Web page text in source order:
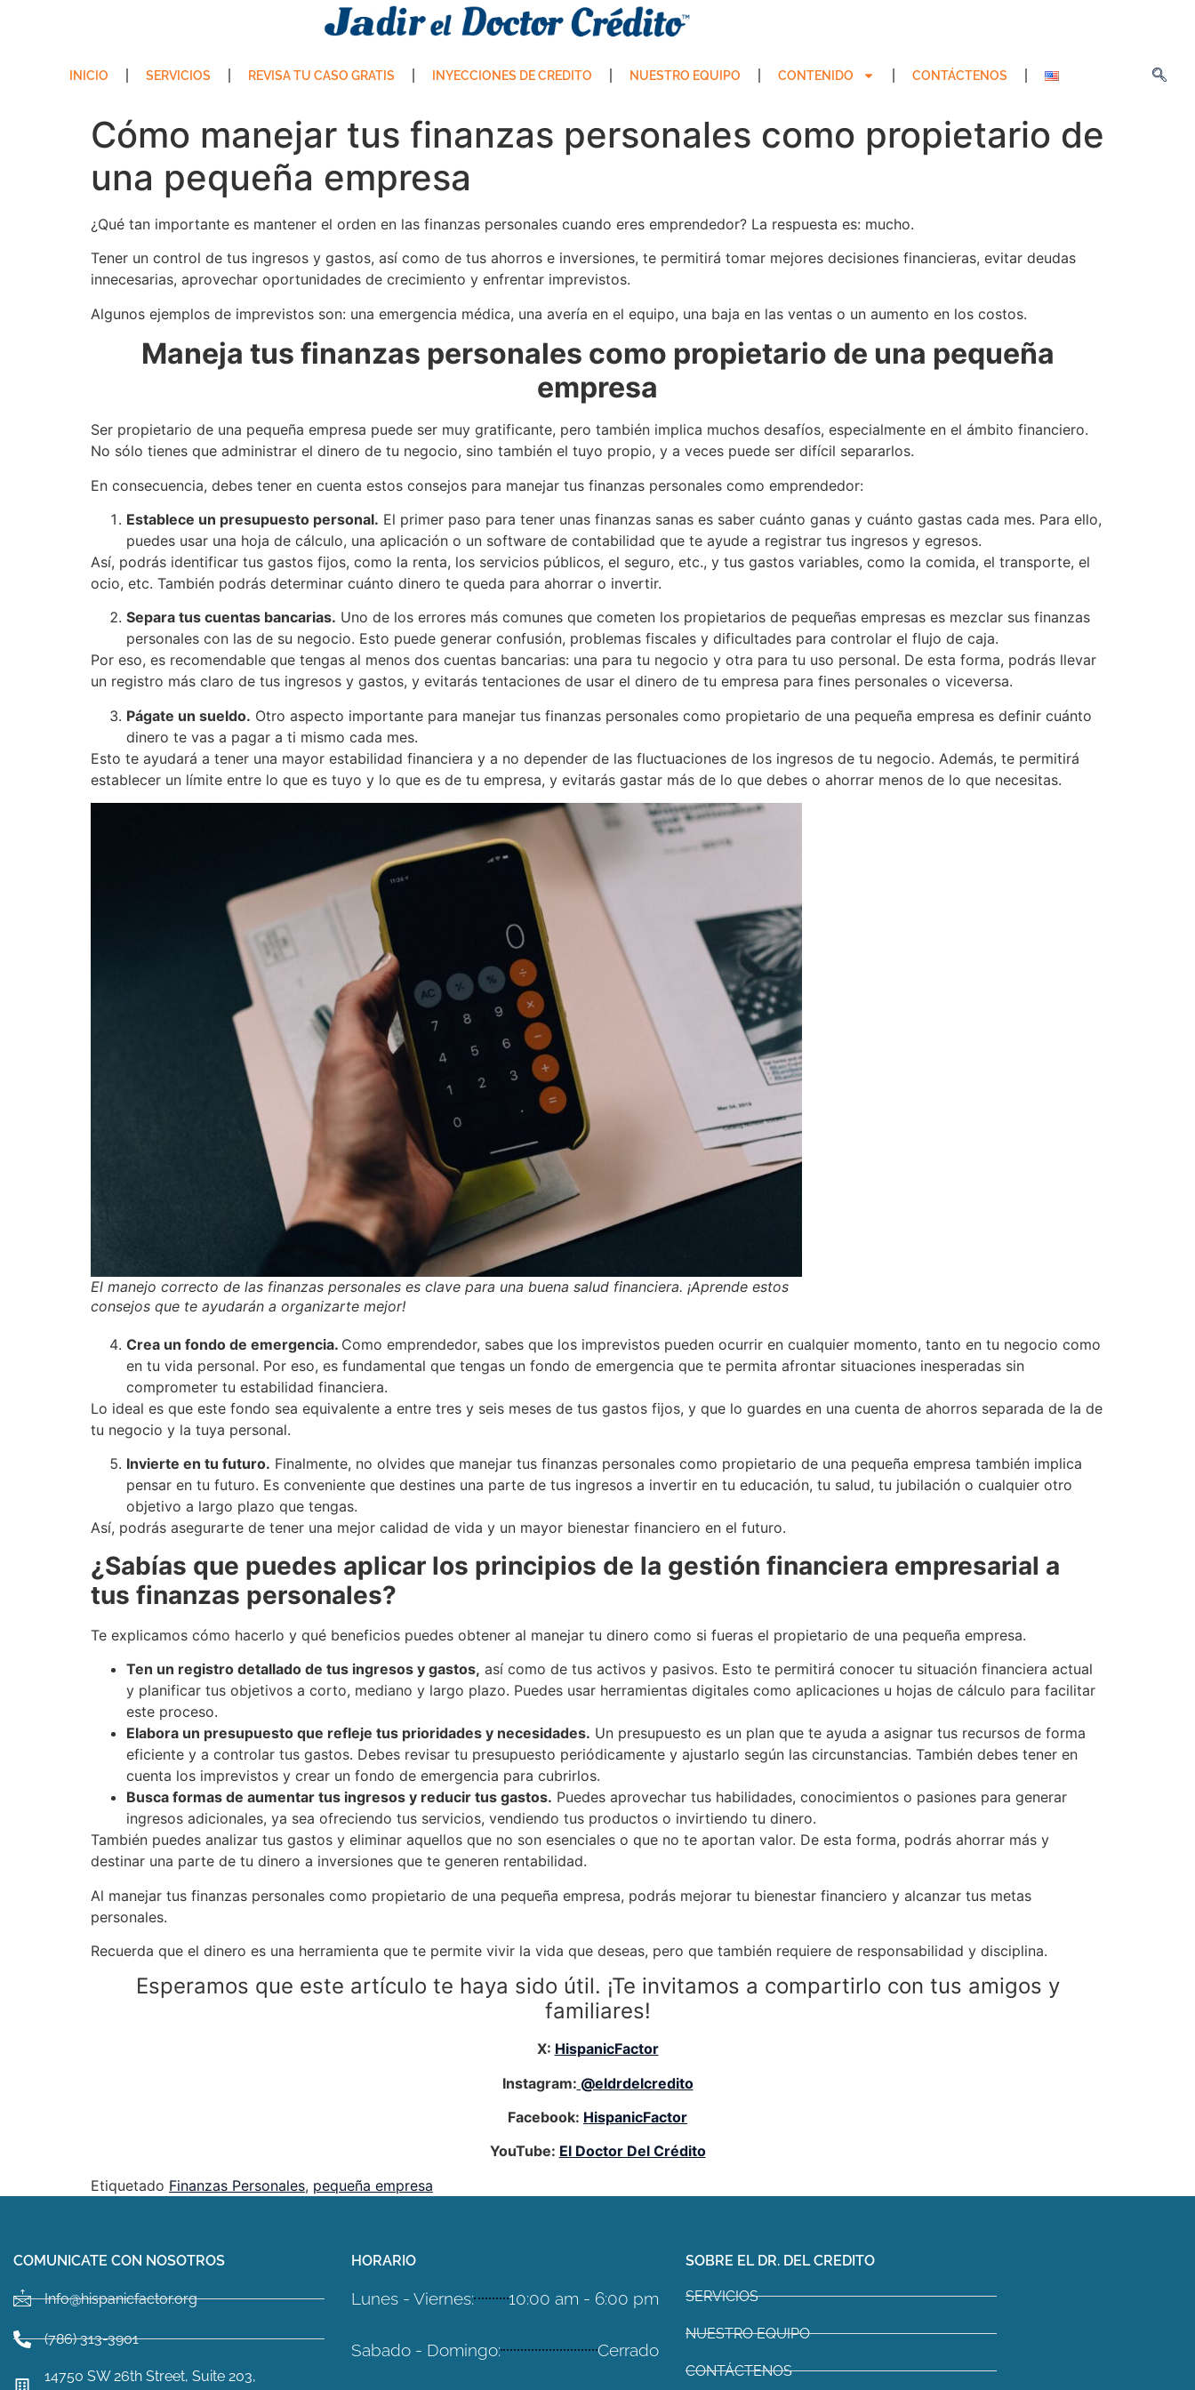
INICIO SERVICIOS REVISA TU CASO GRATIS INYECCIONES DE CREDITO NUESTRO EQUIPO CONTENIDO CONTÁCTENOS
Cómo manejar tus finanzas personales como propietario de
una pequeña empresa
¿Qué tan importante es mantener el orden en las finanzas personales cuando eres emprendedor? La respuesta es: mucho.
Tener un control de tus ingresos y gastos, así como de tus ahorros e inversiones, te permitirá tomar mejores decisiones financieras, evitar deudas
innecesarias, aprovechar oportunidades de crecimiento y enfrentar imprevistos.
Algunos ejemplos de imprevistos son: una emergencia médica, una avería en el equipo, una baja en las ventas o un aumento en los costos.
Maneja tus finanzas personales como propietario de una pequeña
empresa
Ser propietario de una pequeña empresa puede ser muy gratificante, pero también implica muchos desafíos, especialmente en el ámbito financiero.
No sólo tienes que administrar el dinero de tu negocio, sino también el tuyo propio, y a veces puede ser difícil separarlos.
En consecuencia, debes tener en cuenta estos consejos para manejar tus finanzas personales como emprendedor:
Establece un presupuesto personal. El primer paso para tener unas finanzas sanas es saber cuánto ganas y cuánto gastas cada mes. Para ello,
puedes usar una hoja de cálculo, una aplicación o un software de contabilidad que te ayude a registrar tus ingresos y egresos.
Así, podrás identificar tus gastos fijos, como la renta, los servicios públicos, el seguro, etc., y tus gastos variables, como la comida, el transporte, el
ocio, etc. También podrás determinar cuánto dinero te queda para ahorrar o invertir.
Separa tus cuentas bancarias. Uno de los errores más comunes que cometen los propietarios de pequeñas empresas es mezclar sus finanzas
personales con las de su negocio. Esto puede generar confusión, problemas fiscales y dificultades para controlar el flujo de caja.
Por eso, es recomendable que tengas al menos dos cuentas bancarias: una para tu negocio y otra para tu uso personal. De esta forma, podrás llevar
un registro más claro de tus ingresos y gastos, y evitarás tentaciones de usar el dinero de tu empresa para fines personales o viceversa.
Págate un sueldo. Otro aspecto importante para manejar tus finanzas personales como propietario de una pequeña empresa es definir cuánto
dinero te vas a pagar a ti mismo cada mes.
Esto te ayudará a tener una mayor estabilidad financiera y a no depender de las fluctuaciones de los ingresos de tu negocio. Además, te permitirá
establecer un límite entre lo que es tuyo y lo que es de tu empresa, y evitarás gastar más de lo que debes o ahorrar menos de lo que necesitas.
El manejo correcto de las finanzas personales es clave para una buena salud financiera. ¡Aprende estos
consejos que te ayudarán a organizarte mejor!
Crea un fondo de emergencia. Como emprendedor, sabes que los imprevistos pueden ocurrir en cualquier momento, tanto en tu negocio como
en tu vida personal. Por eso, es fundamental que tengas un fondo de emergencia que te permita afrontar situaciones inesperadas sin
comprometer tu estabilidad financiera.
Lo ideal es que este fondo sea equivalente a entre tres y seis meses de tus gastos fijos, y que lo guardes en una cuenta de ahorros separada de la de
tu negocio y la tuya personal.
Invierte en tu futuro. Finalmente, no olvides que manejar tus finanzas personales como propietario de una pequeña empresa también implica
pensar en tu futuro. Es conveniente que destines una parte de tus ingresos a invertir en tu educación, tu salud, tu jubilación o cualquier otro
objetivo a largo plazo que tengas.
Así, podrás asegurarte de tener una mejor calidad de vida y un mayor bienestar financiero en el futuro.
¿Sabías que puedes aplicar los principios de la gestión financiera empresarial a
tus finanzas personales?
Te explicamos cómo hacerlo y qué beneficios puedes obtener al manejar tu dinero como si fueras el propietario de una pequeña empresa.
Ten un registro detallado de tus ingresos y gastos, así como de tus activos y pasivos. Esto te permitirá conocer tu situación financiera actual
y planificar tus objetivos a corto, mediano y largo plazo. Puedes usar herramientas digitales como aplicaciones u hojas de cálculo para facilitar
este proceso.
Elabora un presupuesto que refleje tus prioridades y necesidades. Un presupuesto es un plan que te ayuda a asignar tus recursos de forma
eficiente y a controlar tus gastos. Debes revisar tu presupuesto periódicamente y ajustarlo según las circunstancias. También debes tener en
cuenta los imprevistos y crear un fondo de emergencia para cubrirlos.
Busca formas de aumentar tus ingresos y reducir tus gastos. Puedes aprovechar tus habilidades, conocimientos o pasiones para generar
ingresos adicionales, ya sea ofreciendo tus servicios, vendiendo tus productos o invirtiendo tu dinero.
También puedes analizar tus gastos y eliminar aquellos que no son esenciales o que no te aportan valor. De esta forma, podrás ahorrar más y
destinar una parte de tu dinero a inversiones que te generen rentabilidad.
Al manejar tus finanzas personales como propietario de una pequeña empresa, podrás mejorar tu bienestar financiero y alcanzar tus metas
personales.
Recuerda que el dinero es una herramienta que te permite vivir la vida que deseas, pero que también requiere de responsabilidad y disciplina.
Esperamos que este artículo te haya sido útil. ¡Te invitamos a compartirlo con tus amigos y
familiares!
X: HispanicFactor
Instagram: @eldrdelcredito
Facebook: HispanicFactor
YouTube: El Doctor Del Crédito
Etiquetado Finanzas Personales, pequeña empresa
COMUNICATE CON NOSOTROS
Info@hispanicfactor.org
(786) 313-3901
14750 SW 26th Street, Suite 203,
HORARIO
Lunes - Viernes: 10:00 am - 6:00 pm
Sabado - Domingo: Cerrado
SOBRE EL DR. DEL CREDITO
SERVICIOS
NUESTRO EQUIPO
CONTÁCTENOS